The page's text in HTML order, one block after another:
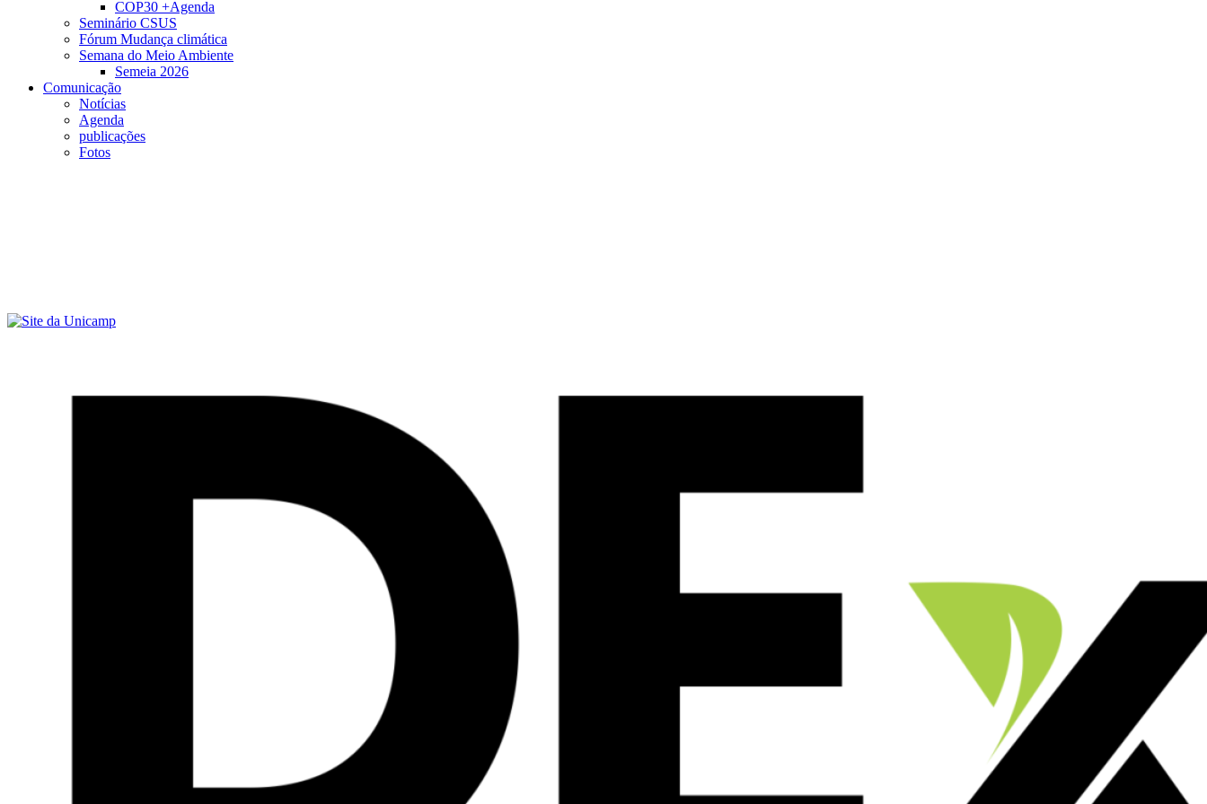
COP30 +Agenda
Seminário CSUS
Fórum Mudança climática
Semana do Meio Ambiente
Semeia 2026
Comunicação
Notícias
Agenda
publicações
Fotos